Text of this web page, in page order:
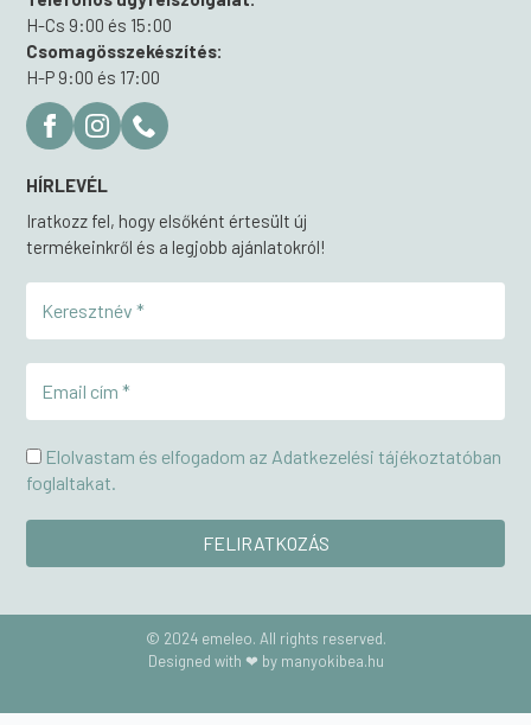
H-Cs 9:00 és 15:00
Csomagösszekészítés:
H-P 9:00 és 17:00
HÍRLEVÉL
Iratkozz fel, hogy elsőként értesült új
termékeinkről és a legjobb ajánlatokról!
Elolvastam és elfogadom az Adatkezelési tájékoztatóban
foglaltakat.
© 2024 emeleo. All rights reserved.
Designed with ❤ by manyokibea.hu